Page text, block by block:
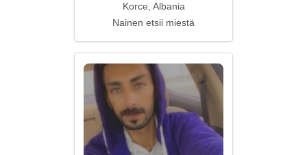
Korce, Albania
Nainen etsii miestä